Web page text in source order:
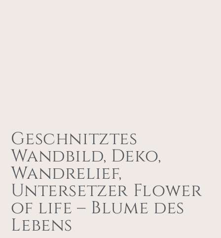
Geschnitztes
Wandbild, Deko,
Wandrelief,
Untersetzer Flower
of life – Blume des
Lebens